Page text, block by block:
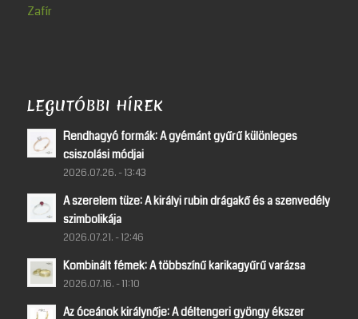
Zafír
LEGUTÓBBI HÍREK
Rendhagyó formák: A gyémánt gyűrű különleges
csiszolási módjai
2026.07.26. - 13:43
A szerelem tüze: A királyi rubin drágakő és a szenvedély
szimbolikája
2026.07.21. - 12:46
Kombinált fémek: A többszínű karikagyűrű varázsa
2026.07.16. - 11:10
Az óceánok királynője: A déltengeri gyöngy ékszer